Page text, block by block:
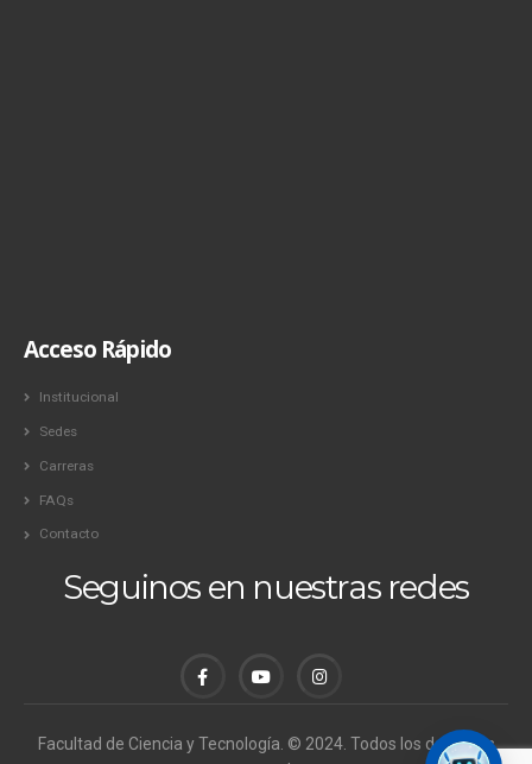
Acceso Rápido
Institucional
Sedes
Carreras
FAQs
Contacto
Seguinos en nuestras redes
Facultad de Ciencia y Tecnología. © 2024. Todos los derechos